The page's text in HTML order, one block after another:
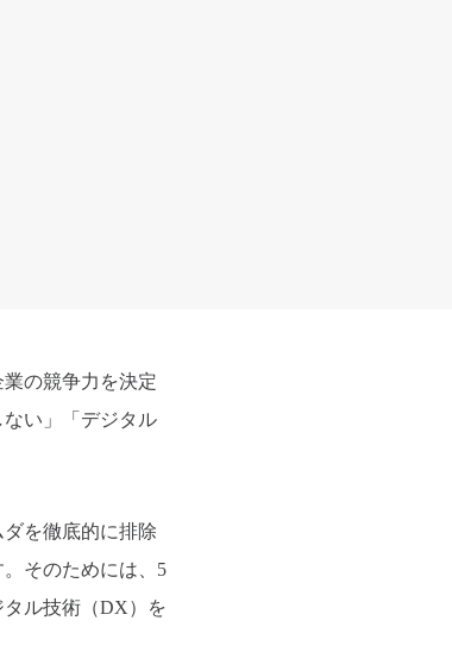
の競争力を決定
い」「デジタル
を徹底的に排除
そのためには、5
ル技術（DX）を